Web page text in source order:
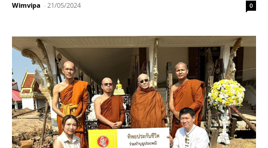
Wimvipa - 21/05/2024 0